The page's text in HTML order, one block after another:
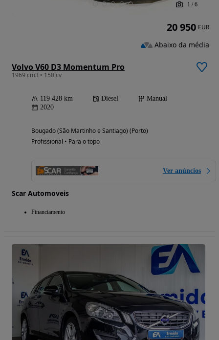
1 / 6
Volvo V60 D3 Momentum Pro
1969 cm3 • 150 cv
119 428 km Diesel
Manual
2020
Bougado (São Martinho e Santiago) (Porto)
Profissional • Para o topo
Ver anúncios
Scar Automoveis
Financiamento
20 950 EUR
Abaixo da média